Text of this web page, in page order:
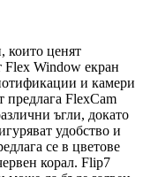
които ценят
Flex Window екран
и камери
предлага FlexCam
ъгли, докато
удобство и
се в цветове
корал. Flip7